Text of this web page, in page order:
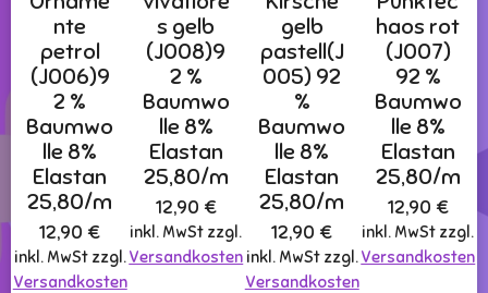
nte
petrol
(J006)9
2 %
Baumwo
lle 8%
Elastan
25,80/m
12,90 €
inkl. MwSt zzgl.
Versandkosten
s gelb
(J008)9
2 %
Baumwo
lle 8%
Elastan
25,80/m
12,90 €
inkl. MwSt zzgl.
Versandkosten
gelb
pastell(J
005) 92
%
Baumwo
lle 8%
Elastan
25,80/m
12,90 €
inkl. MwSt zzgl.
Versandkosten
haos rot
(J007)
92 %
Baumwo
lle 8%
Elastan
25,80/m
12,90 €
inkl. MwSt zzgl.
Versandkosten